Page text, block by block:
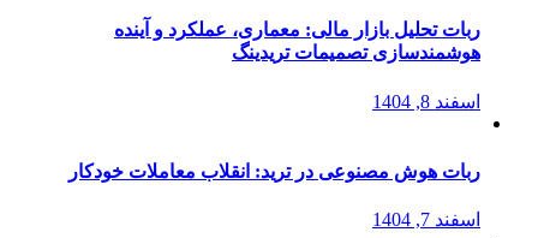
ربات تحلیل بازار مالی: معماری، عملکرد و آینده
هوشمندسازی تصمیمات تریدینگ
اسفند 8, 1404
ربات هوش مصنوعی در ترید: انقلاب معاملات خودکار
اسفند 7, 1404